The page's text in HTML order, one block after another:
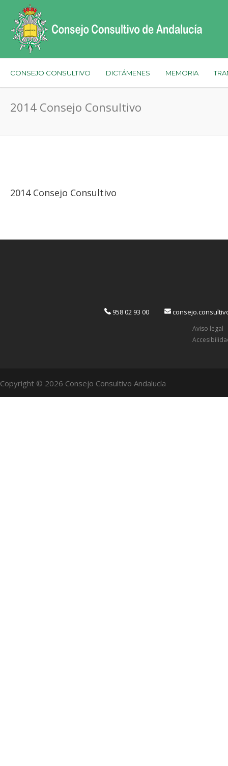
CONSEJO CONSULTIVO DICTÁMENES MEMORIA
2014 Consejo Consultivo
2014 Consejo Consultivo
958 02 93 00
Aviso legal
Copyright © 2026 Consejo Consultivo Andalucía